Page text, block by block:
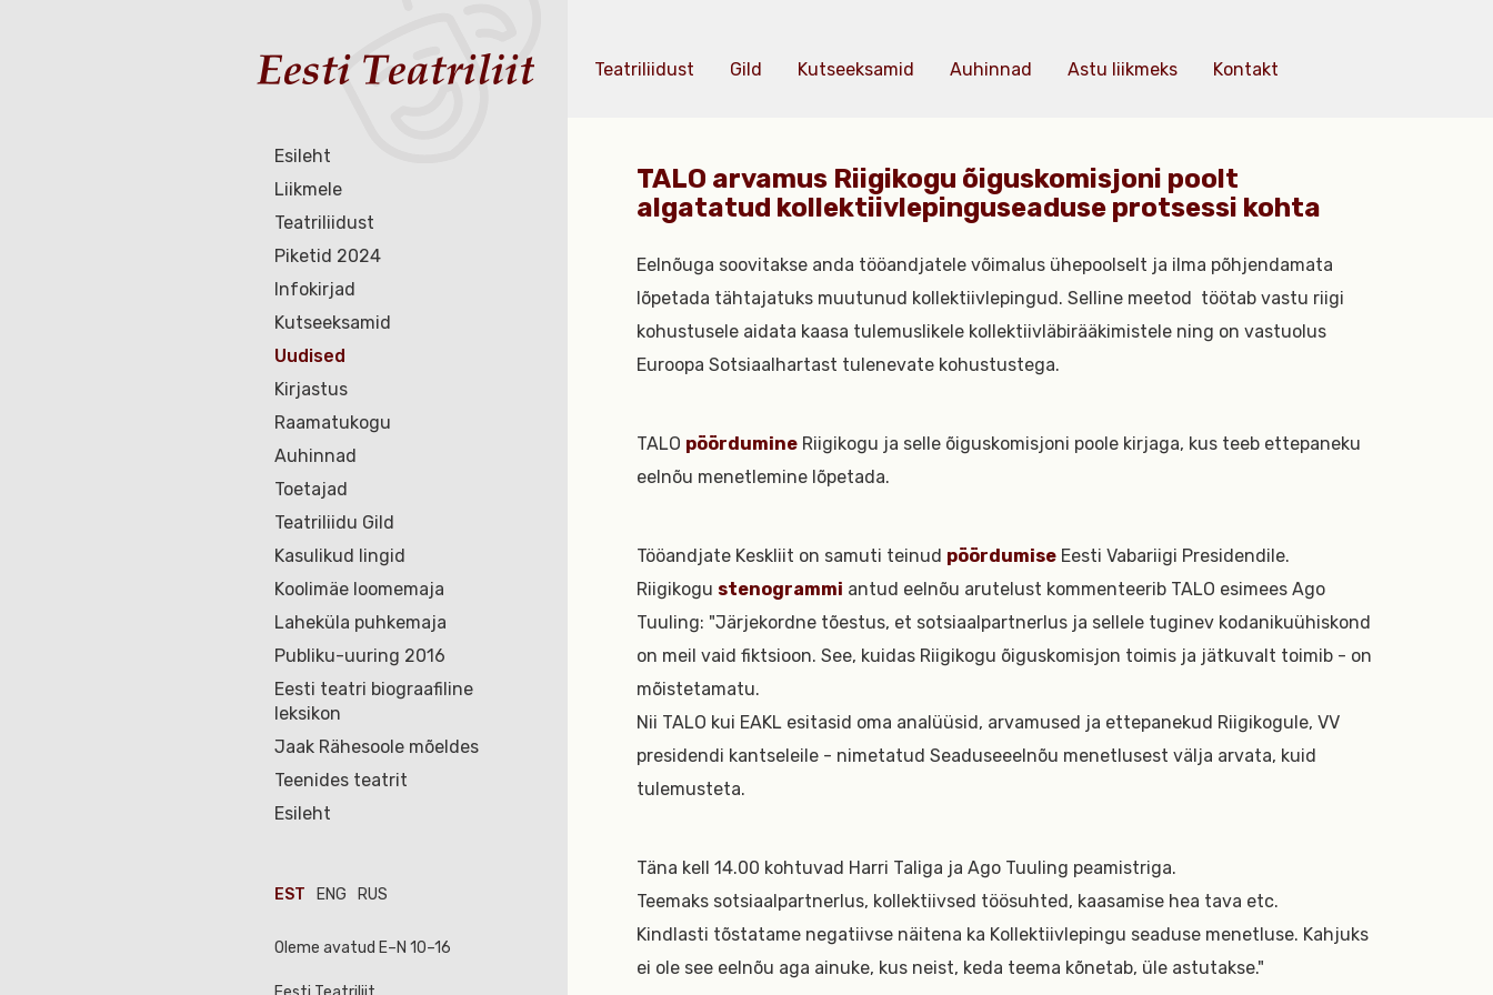
Esileht
Liikmele
Teatriliidust
Piketid 2024
Infokirjad
Kutseeksamid
Uudised
Kirjastus
Raamatukogu
Auhinnad
Toetajad
Teatriliidu Gild
Kasulikud lingid
Koolimäe loomemaja
Laheküla puhkemaja
Publiku-uuring 2016
Eesti teatri biograafiline
leksikon
Jaak Rähesoole mõeldes
Teenides teatrit
Esileht
EST ENG RUS
Oleme avatud E–N 10–16
Teatriliidust Gild Kutseeksamid Auhinnad Astu liikmeks Kontakt
TALO arvamus Riigikogu õiguskomisjoni poolt
algatatud kollektiivlepinguseaduse protsessi kohta
Eelnõuga soovitakse anda tööandjatele võimalus ühepoolselt ja ilma põhjendamata
lõpetada tähtajatuks muutunud kollektiivlepingud. Selline meetod töötab vastu riigi
kohustusele aidata kaasa tulemuslikele kollektiivläbirääkimistele ning on vastuolus
Euroopa Sotsiaalhartast tulenevate kohustustega.
TALO pöördumineRiigikogu ja selle õiguskomisjoni poole kirjaga, kus teeb ettepaneku
eelnõu menetlemine lõpetada.
Tööandjate Keskliit on samuti teinud pöördumiseEesti Vabariigi Presidendile.
Riigikogu stenogrammi antud eelnõu arutelust kommenteerib TALO esimees Ago
Tuuling: "Järjekordne tõestus, et sotsiaalpartnerlus ja sellele tuginev kodanikuühiskond
on meil vaid fiktsioon. See, kuidas Riigikogu õiguskomisjon toimis ja jätkuvalt toimib - on
mõistetamatu.
Nii TALO kui EAKL esitasid oma analüüsid, arvamused ja ettepanekud Riigikogule, VV
presidendi kantseleile - nimetatud Seaduseeelnõu menetlusest välja arvata, kuid
tulemusteta.
Täna kell 14.00 kohtuvad Harri Taliga ja Ago Tuuling peamistriga.
Teemaks sotsiaalpartnerlus, kollektiivsed töösuhted, kaasamise hea tava etc.
Kindlasti tõstatame negatiivse näitena ka Kollektiivlepingu seaduse menetluse. Kahjuks
ei ole see eelnõu aga ainuke, kus neist, keda teema kõnetab, üle astutakse."